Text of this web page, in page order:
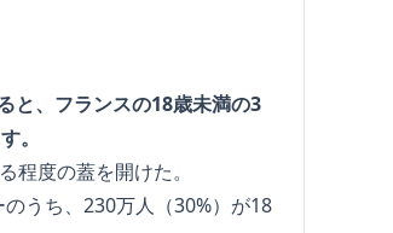
と、フランスの18歳未満の3
。
度の蓋を開けた。
うち、230万人（30%）が18